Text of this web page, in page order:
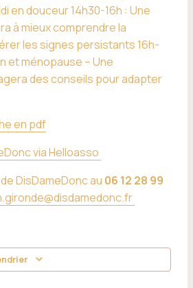
en douceur 14h30-16h : Une
à mieux comprendre la
les signes persistants 16h-
et ménopause – Une
des conseils pour adapter
en pdf
via Helloasso
DisDameDonc au 06 12 28 99